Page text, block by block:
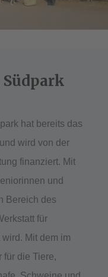
hat bereits das
wird von der
finanziert. Mit
und
Bereich des
für
Mit dem im
für die Tiere,